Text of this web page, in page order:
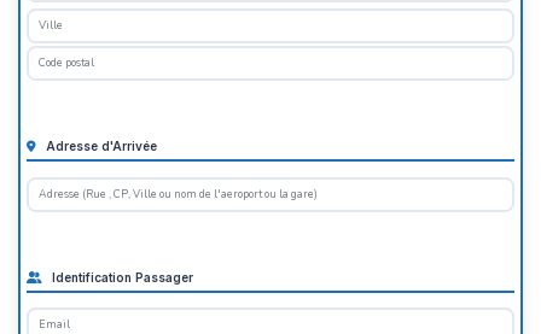
Adresse d'Arrivée
Identification Passager